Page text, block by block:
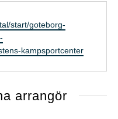
start/goteborg-
kampsportcenter
arrangör